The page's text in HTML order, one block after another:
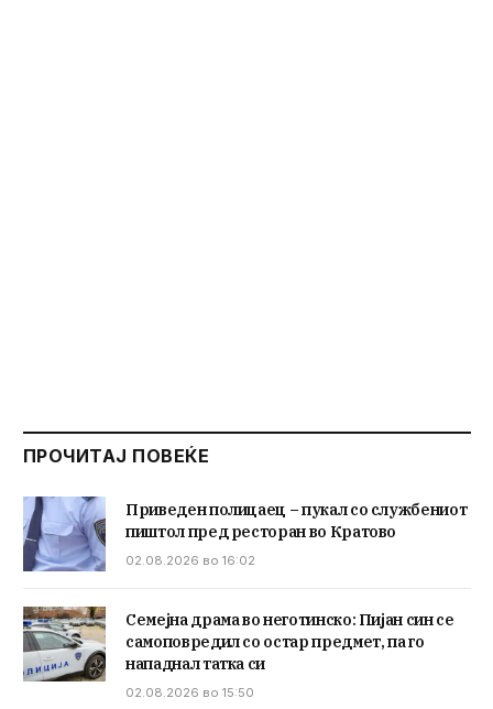
ПРОЧИТАЈ ПОВЕЌЕ
Приведен полицаец – пукал со службениот
пиштол пред ресторан во Кратово
02.08.2026 во 16:02
Семејна драма во неготинско: Пијан син се
самоповредил со остар предмет, па го
нападнал татка си
02.08.2026 во 15:50